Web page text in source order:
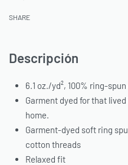
SHARE
Descripción
6.1 oz./yd², 100% ring-
Garment dyed for that
home.
Garment-dyed soft ring
cotton threads
Relaxed fit